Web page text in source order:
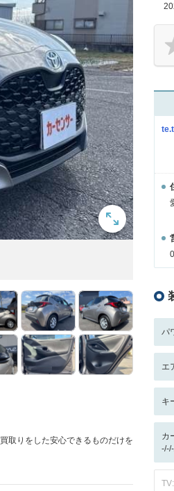
取りをした安心できるものだけを
パ
エ
キ
カ